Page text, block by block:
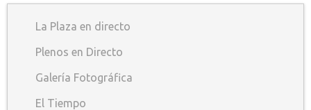
La Plaza en directo
Plenos en Directo
Galería Fotográfica
El Tiempo